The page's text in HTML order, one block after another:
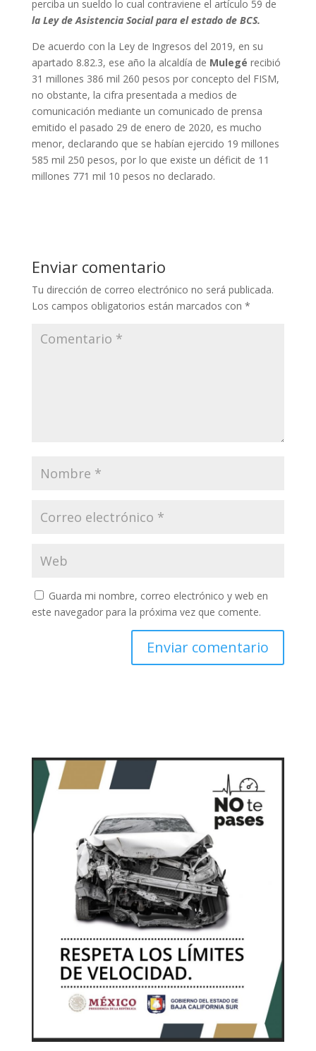
perciba un sueldo lo cual contraviene el artículo 59 de
la Ley de Asistencia Social para el estado de BCS.
De acuerdo con la Ley de Ingresos del 2019, en su
apartado 8.82.3, ese año la alcaldía de Mulegé recibió
31 millones 386 mil 260 pesos por concepto del FISM,
no obstante, la cifra presentada a medios de
comunicación mediante un comunicado de prensa
emitido el pasado 29 de enero de 2020, es mucho
menor, declarando que se habían ejercido 19 millones
585 mil 250 pesos, por lo que existe un déficit de 11
millones 771 mil 10 pesos no declarado.
Enviar comentario
Tu dirección de correo electrónico no será publicada.
Los campos obligatorios están marcados con *
Guarda mi nombre, correo electrónico y web en
este navegador para la próxima vez que comente.